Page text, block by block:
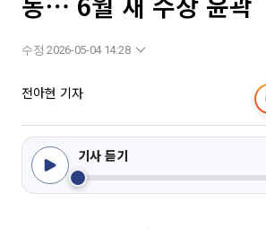
수정 2026-05-04 14:28
전아현 기자
기사 듣기